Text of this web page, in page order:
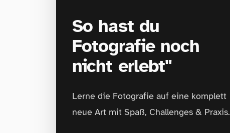
So hast du
Fotografie noch
nicht erlebt"
Lerne die Fotografie auf eine komplett
neue Art mit Spaß, Challenges & Praxis.